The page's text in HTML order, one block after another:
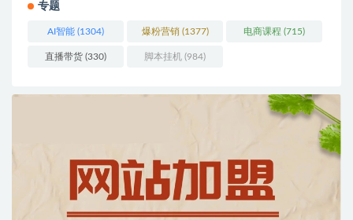
专题
AI智能 (1304) 爆粉营销 (1377) 电商课程 (715)
直播带货 (330) 脚本挂机 (984)